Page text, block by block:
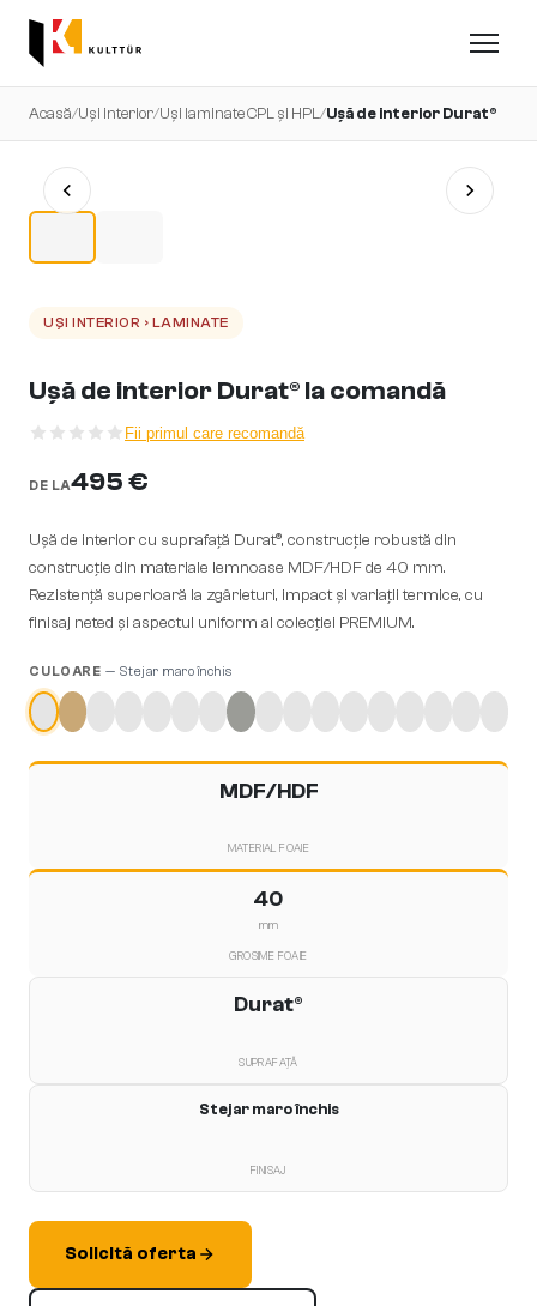
Acasă/Uși interior/Uși laminate CPL și HPL/Ușă de interior Durat®
UȘI INTERIOR › LAMINATE
Ușă de interior Durat® la comandă
Fii primul care recomandă
DE LA495 €
Ușă de interior cu suprafață Durat®, construcție robustă din
construcție din materiale lemnoase MDF/HDF de 40 mm.
Rezistență superioară la zgârieturi, impact și variații termice, cu
finisaj neted și aspectul uniform al colecției PREMIUM.
CULOARE — Stejar maro închis
MDF/HDF
MATERIAL FOAIE
40
mm
GROSIME FOAIE
Durat®
SUPRAFAȚĂ
Stejar maro închis
FINISAJ
Solicită oferta